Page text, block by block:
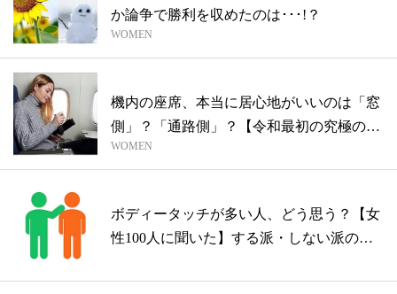
か論争で勝利を収めたのは･･･!？
WOMEN
機内の座席、本当に居心地がいいのは「窓
側」？「通路側」？【令和最初の究極の選
択】
WOMEN
ボディータッチが多い人、どう思う？【女
性100人に聞いた】する派・しない派の意